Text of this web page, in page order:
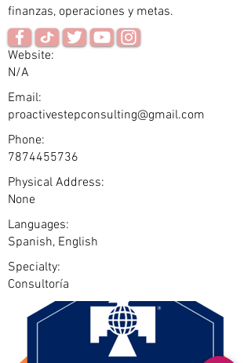
finanzas, operaciones y metas.
Website:
N/A
Email:
proactivestepconsulting@gmail.com
Phone:
7874455736
Physical Address:
None
Languages:
Spanish, English
Specialty:
Consultoría